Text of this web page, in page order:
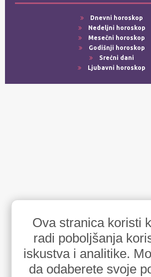
Dnevni horoskop
Nedeljni horoskop
Mesečni horoskop
Godišnji horoskop
Srećni dani
Ljubavni horoskop
Ova stranica koristi
radi poboljšanja
iskustva i analitike.
da odaberete svoje